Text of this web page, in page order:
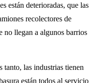
están deterioradas, que las
recolectores de
no llegan a algunos barrios
tanto, las industrias tienen
están todos al servicio